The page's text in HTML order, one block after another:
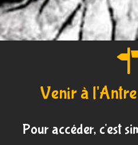
Venir à
Pour accéder, c'est